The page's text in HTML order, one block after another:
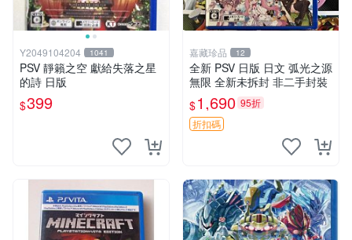
Y2049104204 1041
PSV 靜籟之空 獻給失落之星
的詩 日版
$399
嘉藏珍品 12
全新 PSV 日版 日文 弧光之源
無限 全新未拆封 非二手封裝
$1,690 95折
折扣碼